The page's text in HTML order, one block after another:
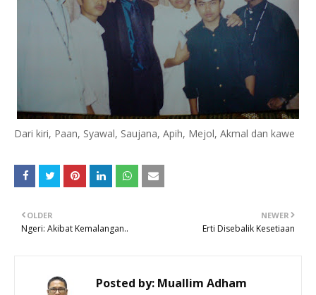
Dari kiri, Paan, Syawal, Saujana, Apih, Mejol, Akmal dan kawe
NEWER
Erti Disebalik Kesetiaan
OLDER
Ngeri: Akibat Kemalangan..
Posted by: Muallim Adham